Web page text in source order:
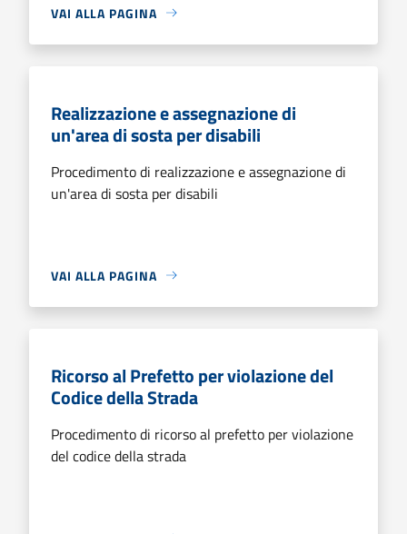
VAI ALLA PAGINA
Realizzazione e assegnazione di
un'area di sosta per disabili
Procedimento di realizzazione e assegnazione di
un'area di sosta per disabili
VAI ALLA PAGINA
Ricorso al Prefetto per violazione del
Codice della Strada
Procedimento di ricorso al prefetto per violazione
del codice della strada